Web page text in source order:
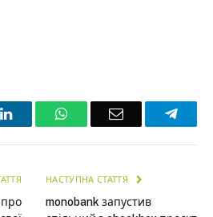
LinkedInWhatsAppEmail
НАСТУПНА СТАТТЯ
monobank запустив